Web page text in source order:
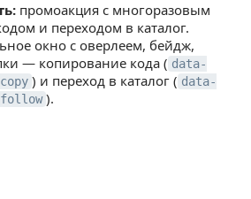
промоакция с многоразовым
и переходом в каталог.
окно с оверлеем, бейдж,
— копирование кода ( data-
) и переход в каталог ( data-
follow ).